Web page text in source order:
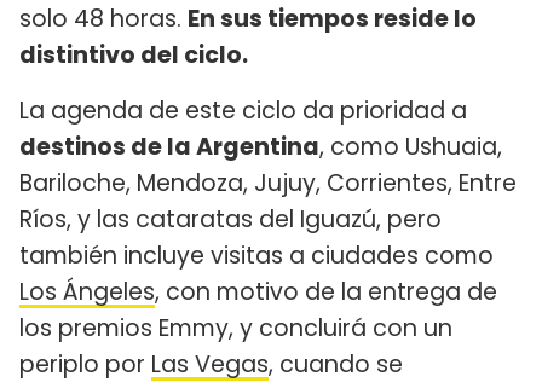
solo 48 horas. En sus tiempos reside lo
distintivo del ciclo.
La agenda de este ciclo da prioridad a
destinos de la Argentina, como Ushuaia,
Bariloche, Mendoza, Jujuy, Corrientes, Entre
Ríos, y las cataratas del Iguazú, pero
también incluye visitas a ciudades como
Los Ángeles, con motivo de la entrega de
los premios Emmy, y concluirá con un
periplo por Las Vegas, cuando se